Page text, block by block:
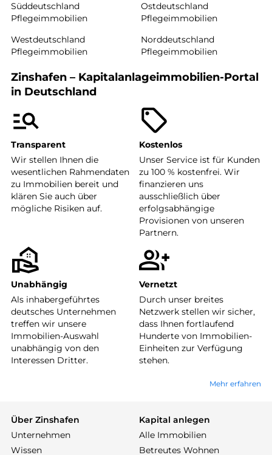
Süddeutschland
Pflegeimmobilien
Ostdeutschland
Pflegeimmobilien
Westdeutschland
Pflegeimmobilien
Norddeutschland
Pflegeimmobilien
Zinshafen – Kapitalanlageimmobilien-Portal
in Deutschland
Transparent
Wir stellen Ihnen die
wesentlichen Rahmendaten
zu Immobilien bereit und
klären Sie auch über
mögliche Risiken auf.
Kostenlos
Unser Service ist für Kunden
zu 100 % kostenfrei. Wir
finanzieren uns
ausschließlich über
erfolgsabhängige
Provisionen von unseren
Partnern.
Unabhängig
Als inhabergeführtes
deutsches Unternehmen
treffen wir unsere
Immobilien-Auswahl
unabhängig von den
Interessen Dritter.
Vernetzt
Durch unser breites
Netzwerk stellen wir sicher,
dass Ihnen fortlaufend
Hunderte von Immobilien-
Einheiten zur Verfügung
stehen.
Mehr erfahren
Über Zinshafen
Unternehmen
Wissen
Kapital anlegen
Alle Immobilien
Betreutes Wohnen